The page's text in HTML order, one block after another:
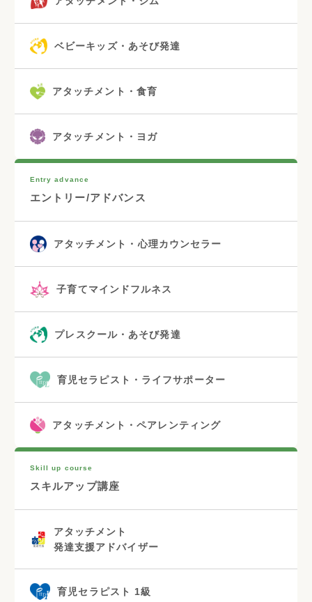
ベビーキッズ・あそび発達
アタッチメント・食育
アタッチメント・ヨガ
Entry advance
エントリー/アドバンス
アタッチメント・心理カウンセラー
子育てマインドフルネス
プレスクール・あそび発達
育児セラピスト・ライフサポーター
アタッチメント・ペアレンティング
Skill up course
スキルアップ講座
アタッチメント
発達支援アドバイザー
育児セラピスト 1級